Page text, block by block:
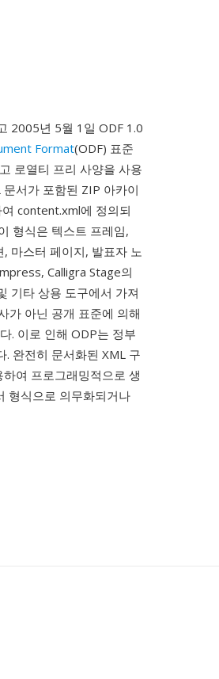
2005년 5월 1일 ODF 1.0
Format(ODF) 표준
로열티 프리 사양을 사용
서가 포함된 ZIP 아카이
content.xml에 정의되
형식은 텍스트 프레임,
마스터 페이지, 발표자 노
Calligra Stage의
기타 상용 도구에서 가져
가 아닌 공개 표준에 의해
. 이로 인해 ODP는 정부
완전히 문서화된 XML 구
여 프로그래밍적으로 생
형식으로 의무화되거나